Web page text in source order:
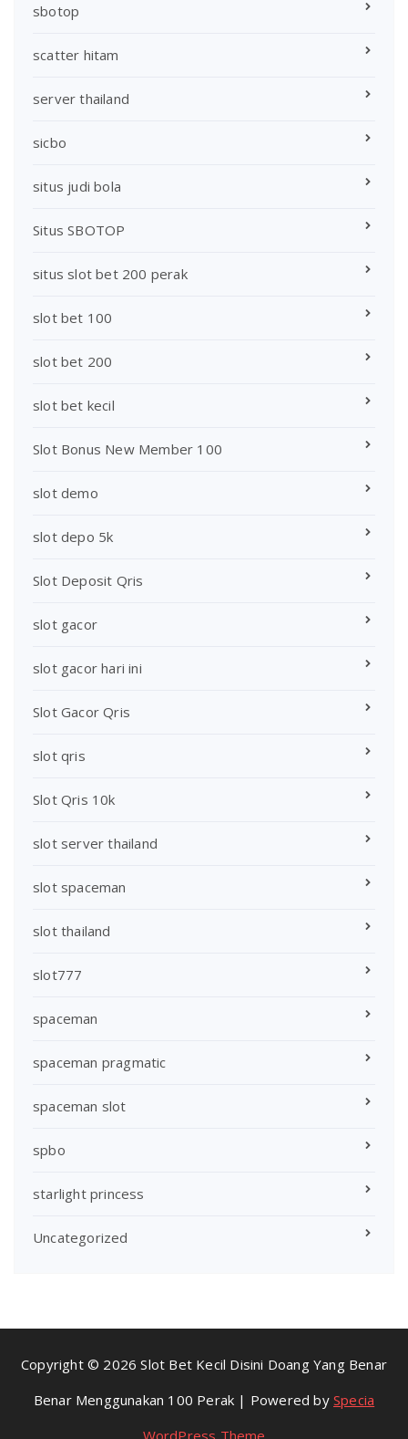
sbotop
scatter hitam
server thailand
sicbo
situs judi bola
Situs SBOTOP
situs slot bet 200 perak
slot bet 100
slot bet 200
slot bet kecil
Slot Bonus New Member 100
slot demo
slot depo 5k
Slot Deposit Qris
slot gacor
slot gacor hari ini
Slot Gacor Qris
slot qris
Slot Qris 10k
slot server thailand
slot spaceman
slot thailand
slot777
spaceman
spaceman pragmatic
spaceman slot
spbo
starlight princess
Uncategorized
Copyright © 2026 Slot Bet Kecil Disini Doang Yang Benar
Benar Menggunakan 100 Perak | Powered by Specia
WordPress Theme